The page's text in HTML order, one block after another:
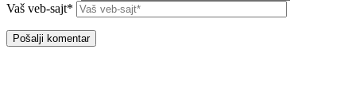
Vaš veb-sajt*